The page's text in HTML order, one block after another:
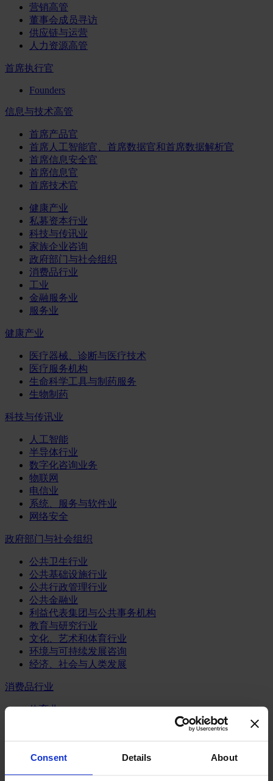
Consent Details About
营销高管
董事会成员寻访
供应链与运营
人力资源高管
首席执行官
Founders
信息与技术高管
首席产品官
首席人工智能官、首席数据官和首席数据解析官
首席信息安全官
首席信息官
首席技术官
健康产业
私募资本行业
科技与传讯业
家族企业咨询
政府部门与社会组织
消费品行业
工业
金融服务业
服务业
健康产业
医疗器械、诊断与医疗技术
医疗服务机构
生命科学工具与制药服务
生物制药
科技与传讯业
人工智能
半导体行业
数字化咨询业务
物联网
电信业
系统、服务与软件业
网络安全
政府部门与社会组织
公共卫生行业
公共基础设施行业
公共行政管理行业
公共金融业
利益代表集团与公共事务机构
教育与研究行业
文化、艺术和体育行业
环境与可持续发展咨询
经济、社会与人类发展
消费品行业
体育业
餐饮、旅游与酒店业